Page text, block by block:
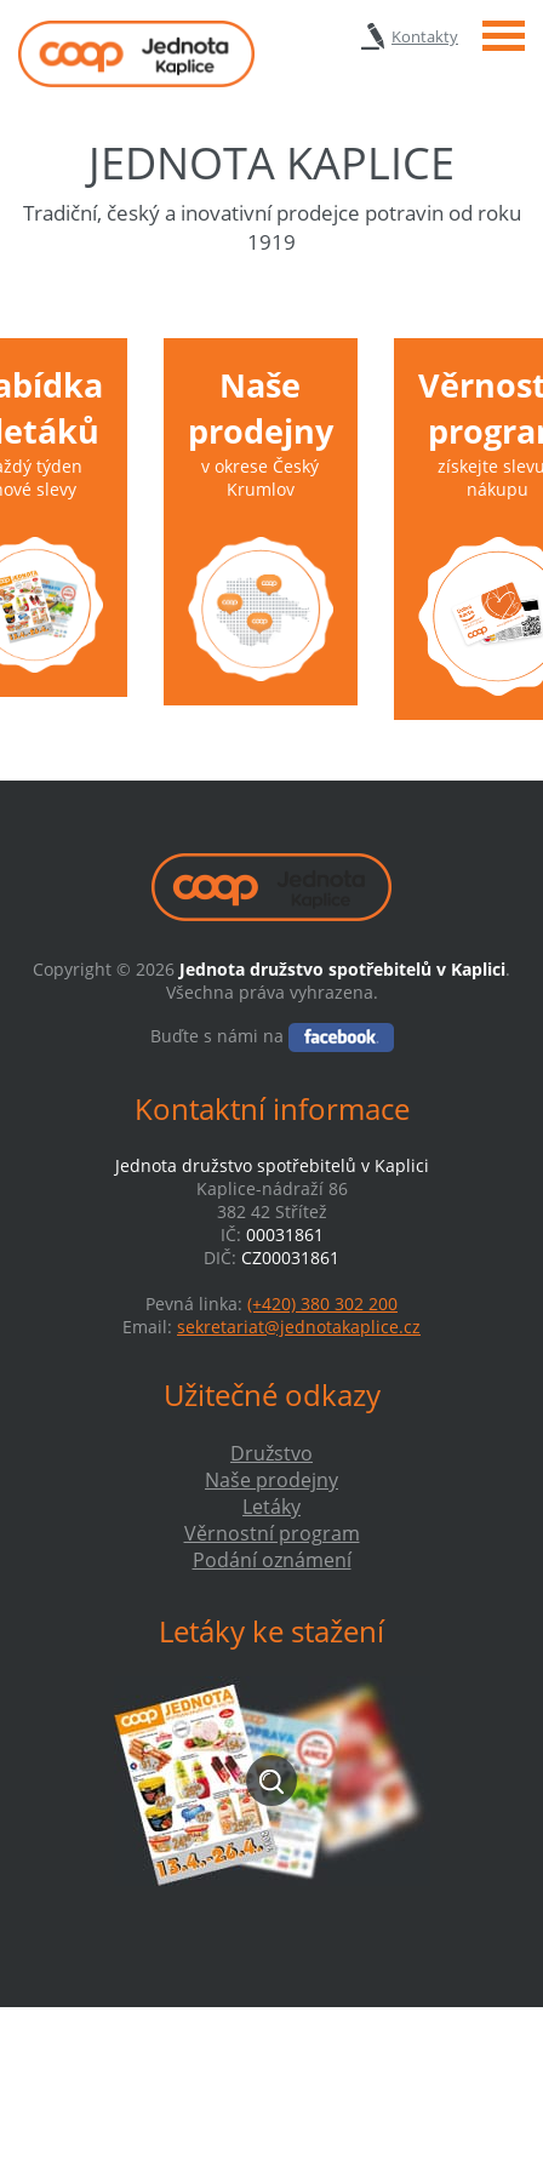
Kontakty Menu
JEDNOTA KAPLICE
Tradiční, český a inovativní prodejce potravin od roku
1919
týden
slevy
Naše
prodejny
v okrese Český
Krumlov
získejte
nákupu
Copyright © 2026 Jednota družstvo spotřebitelů v Kaplici.
Všechna práva vyhrazena.
Buďte s námi na
Kontaktní informace
Jednota družstvo spotřebitelů v Kaplici
Kaplice-nádraží 86
382 42 Střítež
IČ: 00031861
DIČ: CZ00031861
Pevná linka: (+420) 380 302 200
Email: sekretariat@jednotakaplice.cz
Užitečné odkazy
Družstvo
Naše prodejny
Letáky
Věrnostní program
Podání oznámení
Letáky ke stažení